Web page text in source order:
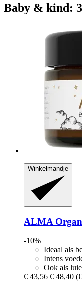
Baby & kind:
Winkelmandje
ALMA
-10%
Ideaal als
Intens
Ook als
€ 43,56 € 48,40